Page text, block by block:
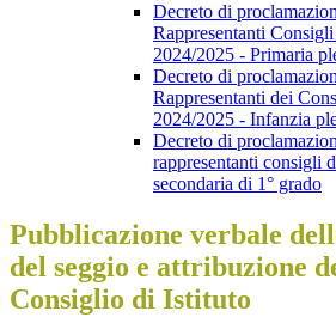
Decreto di
Rappresentanti
2024/2025 - Primaria
Decreto di
Rappresentanti dei
2024/2025 - Infanzia
Decreto di
rappresentanti consigli
secondaria di 1° grado
Pubblicazione verbale
del seggio e attribuzione
Consiglio di Istituto